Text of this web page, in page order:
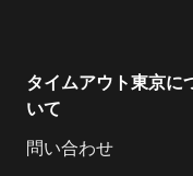
タイムアウト東京に
いて
問い合わせ